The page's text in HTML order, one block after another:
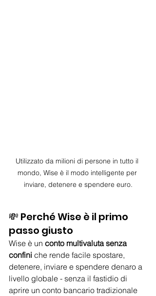
Utilizzato da milioni di persone in tutto il
mondo, Wise è il modo intelligente per
inviare, detenere e spendere euro.
💸 Perché Wise è il primo
passo giusto
Wise è un conto multivaluta senza
confini che rende facile spostare,
detenere, inviare e spendere denaro a
livello globale - senza il fastidio di
aprire un conto bancario tradizionale